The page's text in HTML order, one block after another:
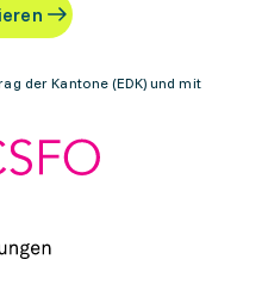
der Kantone (EDK) und mit